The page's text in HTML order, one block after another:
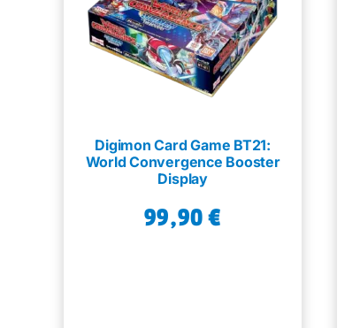
Digimon Card Game BT21:
World Convergence Booster
Display
99,90€